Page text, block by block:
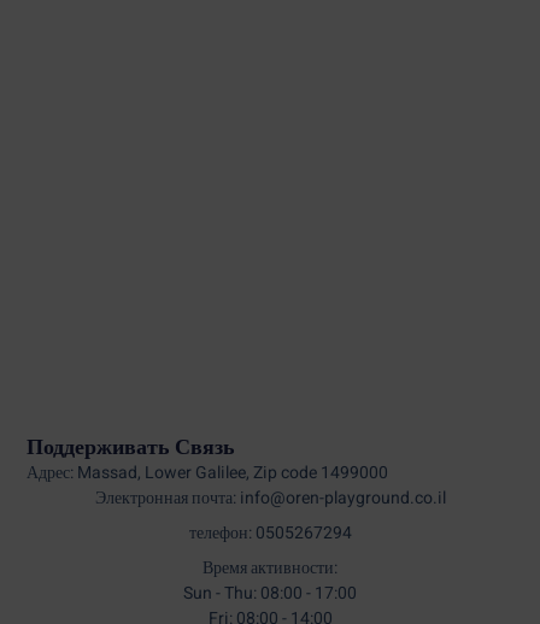
Поддерживать Связь
Адрес: Massad, Lower Galilee, Zip code 1499000
Электронная почта: info@oren-playground.co.il
телефон: 0505267294
Время активности:
Sun - Thu: 08:00 - 17:00
Fri: 08:00 - 14:00